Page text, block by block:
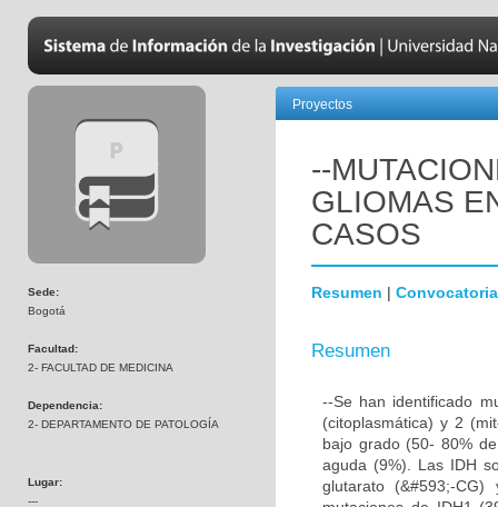
Sede:
Bogotá
Facultad:
2- FACULTAD DE MEDICINA
Dependencia:
2- DEPARTAMENTO DE PATOLOGÍA
Lugar:
---
Proyectos
--
GLIOMAS
CASOS
Resumen | Convocatoria
Resumen
--Se han identificado
(citoplasmática) y 2
bajo grado (50- 80%
aguda (9%). Las IDH
glutarato (&#593;-